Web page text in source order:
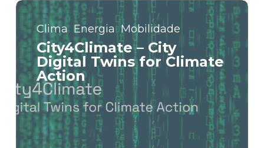
Clima Energia Mobilidade
City4Climate – City
Digital Twins for Climate
Action